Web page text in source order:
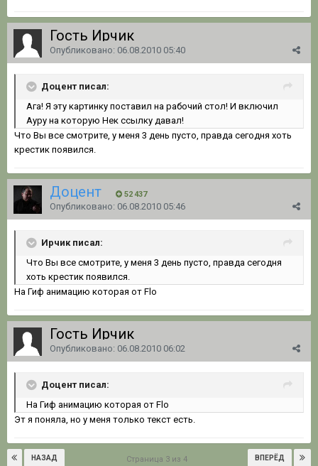
Гость Ирчик
Опубликовано: 06.08.2010 05:40
Доцент писал:
Ага! Я эту картинку поставил на рабочий стол! И включил
Ауру на которую Нек ссылку давал!
Что Вы все смотрите, у меня 3 день пусто, правда сегодня xоть
крестик появился.
Доцент 52 437
Опубликовано: 06.08.2010 05:46
Ирчик писал:
Что Вы все смотрите, у меня 3 день пусто, правда сегодня
xоть крестик появился.
На Гиф анимацию которая от Flo
Гость Ирчик
Опубликовано: 06.08.2010 06:02
Доцент писал:
На Гиф анимацию которая от Flo
Эт я поняла, но у меня только текст есть.
НАЗАД ВПЕРЁД
Страница 3 из 4